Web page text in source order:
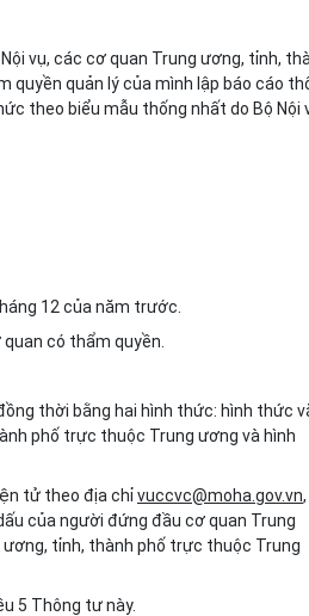
vụ, các cơ quan Trung ương, tỉnh,
quyền quản lý của mình lập báo cáo
theo biểu mẫu thống nhất do Bộ Nội
12 của năm trước.
có thẩm quyền.
thời bằng hai hình thức: hình thức
phố trực thuộc Trung ương và hình
tử theo địa chỉvuccvc@moha.gov.vn,
của người đứng đầu cơ quan Trung
tỉnh, thành phố trực thuộc Trung
5 Thông tư này.